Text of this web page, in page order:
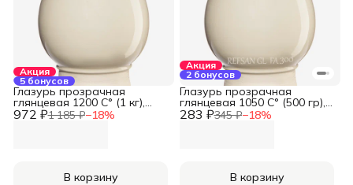
Акция
5 бонусов
972 ₽1 185 ₽−18%
Глазурь прозрачная
глянцевая 1200 С° (1 кг),
REFSAN
В корзину
Акция
2 бонусов
283 ₽345 ₽−18%
Глазурь прозрачная
глянцевая 1050 С° (500 гр),
REFSAN
В корзину